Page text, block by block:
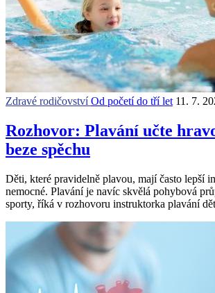
Zdravé rodičovstvíOd početí do tří let 11. 7.
Rozhovor: Plavání učte
beze spěchu
Děti, které pravidelně plavou, mají často lepší
nemocné. Plavání je navíc skvělá pohybová
sporty, říká v rozhovoru instruktorka plavání